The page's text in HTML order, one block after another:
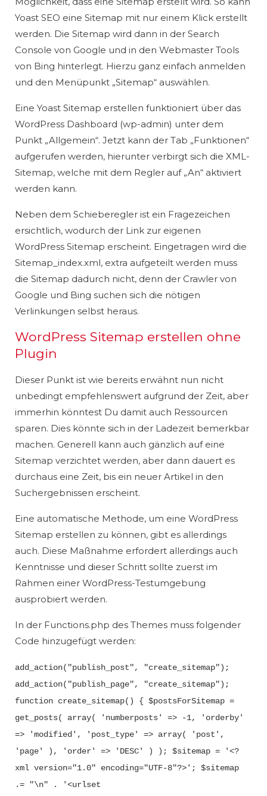
Yoast SEO eine Sitemap mit nur einem Klick erstellt
werden. Die Sitemap wird dann in der Search
Console von Google und in den Webmaster Tools
von Bing hinterlegt. Hierzu ganz einfach anmelden
und den Menüpunkt „Sitemap“ auswählen.
Eine Yoast Sitemap erstellen funktioniert über das
WordPress Dashboard (wp-admin) unter dem
Punkt „Allgemein“. Jetzt kann der Tab „Funktionen“
aufgerufen werden, hierunter verbirgt sich die XML-
Sitemap, welche mit dem Regler auf „An“ aktiviert
werden kann.
Neben dem Schieberegler ist ein Fragezeichen
ersichtlich, wodurch der Link zur eigenen
WordPress Sitemap erscheint. Eingetragen wird die
Sitemap_index.xml, extra aufgeteilt werden muss
die Sitemap dadurch nicht, denn der Crawler von
Google und Bing suchen sich die nötigen
Verlinkungen selbst heraus.
WordPress Sitemap erstellen ohne
Plugin
Dieser Punkt ist wie bereits erwähnt nun nicht
unbedingt empfehlenswert aufgrund der Zeit, aber
immerhin könntest Du damit auch Ressourcen
sparen. Dies könnte sich in der Ladezeit bemerkbar
machen. Generell kann auch gänzlich auf eine
Sitemap verzichtet werden, aber dann dauert es
durchaus eine Zeit, bis ein neuer Artikel in den
Suchergebnissen erscheint.
Eine automatische Methode, um eine WordPress
Sitemap erstellen zu können, gibt es allerdings
auch. Diese Maßnahme erfordert allerdings auch
Kenntnisse und dieser Schritt sollte zuerst im
Rahmen einer WordPress-Testumgebung
ausprobiert werden.
In der Functions.php des Themes muss folgender
Code hinzugefügt werden:
add_action("publish_post", "create_sitemap");
add_action("publish_page", "create_sitemap");
function create_sitemap() { $postsForSitemap =
get_posts( array( 'numberposts' => -1, 'orderby'
=> 'modified', 'post_type' => array( 'post',
'page' ), 'order' => 'DESC' ) ); $sitemap = '<?
xml version="1.0" encoding="UTF-8"?>'; $sitemap
.= "\n" . '<urlset